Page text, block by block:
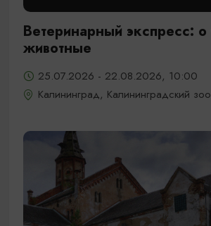
Ветеринарный экспресс:
животные
25.07.2026 - 22.08.2026, 10:00
Калининград, Калининградский